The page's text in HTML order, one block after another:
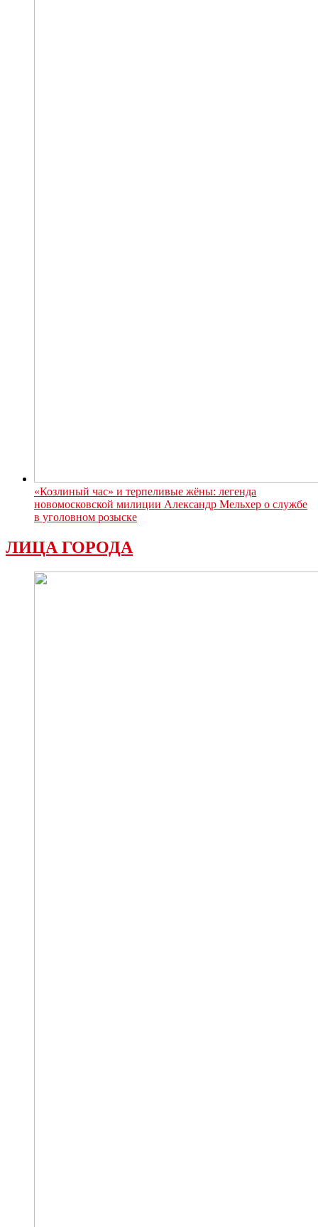
«Козлиный час» и терпеливые жёны: легенда
новомосковской милиции Александр Мельхер о службе
в уголовном розыске
ЛИЦА ГОРОДА